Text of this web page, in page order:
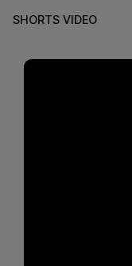
SHORTS VIDEO